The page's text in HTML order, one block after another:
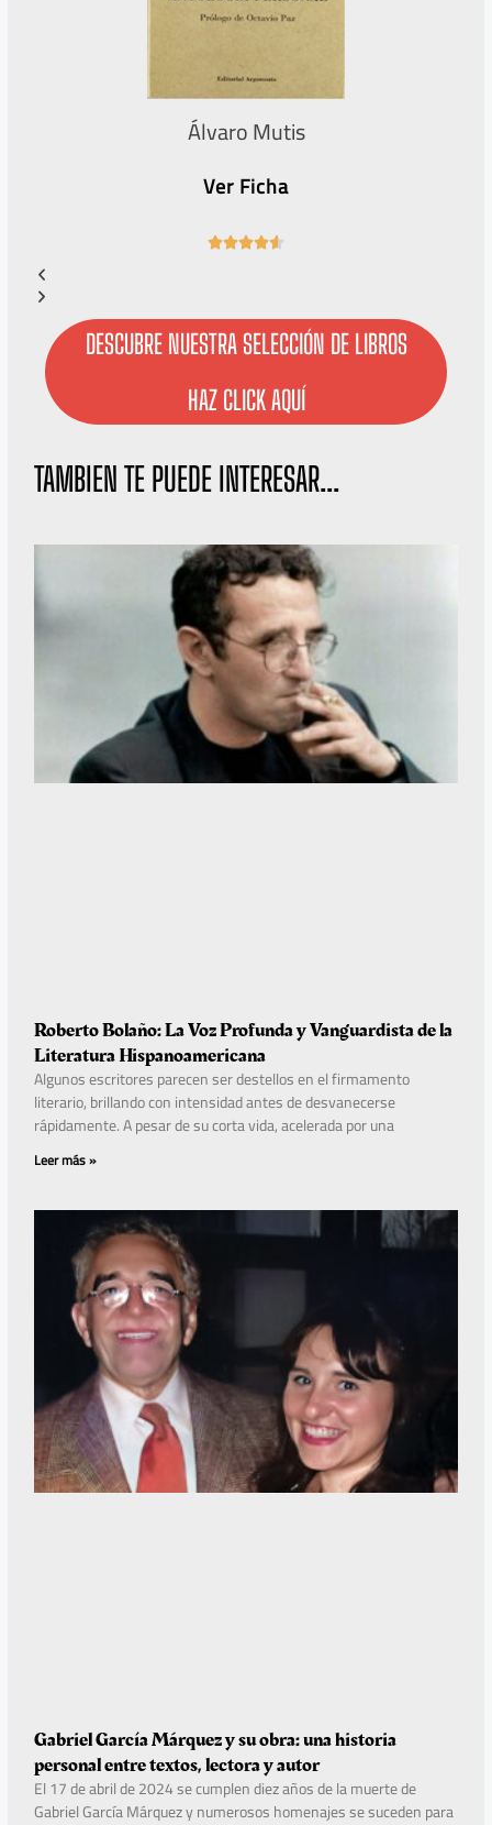
Álvaro Mutis
Ver Ficha

5
DESCUBRE NUESTRA SELECCIÓN DE LIBROS
HAZ CLICK AQUÍ
TAMBIEN TE PUEDE INTERESAR...
Roberto Bolaño: La Voz Profunda y Vanguardista de la
Literatura Hispanoamericana
Algunos escritores parecen ser destellos en el firmamento
literario, brillando con intensidad antes de desvanecerse
rápidamente. A pesar de su corta vida, acelerada por una
Leer más »
Gabriel García Márquez y su obra: una historia
personal entre textos, lectora y autor
El 17 de abril de 2024 se cumplen diez años de la muerte de
Gabriel García Márquez y numerosos homenajes se suceden para